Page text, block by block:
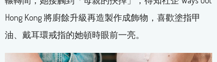
Hong Kong 將廚餘升級再造製作成飾物，喜歡塗指甲
油、戴耳環戒指的她頓時眼前一亮。